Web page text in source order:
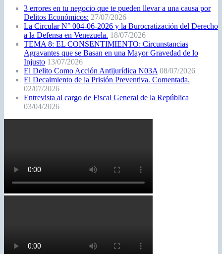
3 errores en tu negocio que te pueden llevar a una causa por
Delitos Económicos: 27/07/2026
La Circular N° 004-06-2026 y la Burocratización del Derecho
a la Defensa en Venezuela. 18/07/2026
TEMA 8: EL CONSENTIMIENTO: Circunstancias
Agravantes que se Basan en una Mayor Gravedad de lo
Injusto 13/07/2026
El Delito Como Acción Antijurídica N03A 08/07/2026
El Decaimiento de la Prisión Preventiva. Comentada.
02/07/2026
Entrevista al cargo de Fiscal General de la República
03/04/2026